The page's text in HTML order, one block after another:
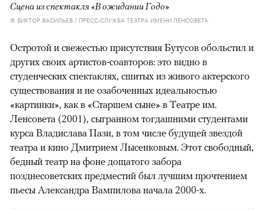
Сцена из спектакля «В ожидании Годо»
© ВИКТОР ВАСИЛЬЕВ / ПРЕСС-СЛУЖБА ТЕАТРА ИМЕНИ ЛЕНСОВЕТА
Остротой и свежестью присутствия Бутусов обольстил и
других своих артистов-соавторов: это видно в
студенческих спектаклях, сшитых из живого актерского
существования и не озабоченных идеальностью
«картинки», как в «Старшем сыне» в Театре им.
Ленсовета (2001), сыгранном тогдашними студентами
курса Владислава Пази, в том числе будущей звездой
театра и кино Дмитрием Лысенковым. Этот свободный,
бедный театр на фоне дощатого забора
позднесоветских предместий был лучшим прочтением
пьесы Александра Вампилова начала 2000-х.